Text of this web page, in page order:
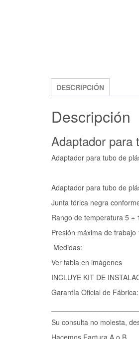
DESCRIPCIÓN
Descripción
Adaptador para
Adaptador para tubo de
Adaptador para tubo de
Junta tórica negra
Rango de temperatura 5 ÷
Presión máxima de trabajo
Medidas:
Ver tabla en imágenes
INCLUYE KIT DE
Garantía Oficial de
Su consulta no molesta,
Hacemos Factura A o B